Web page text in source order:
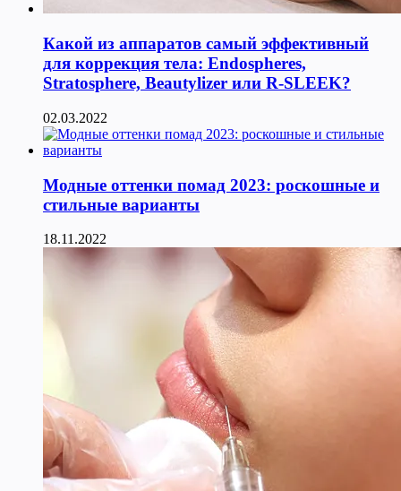
Какой из аппаратов самый эффективный
для коррекция тела: Endospheres,
Stratosphere, Beautylizer или R-SLEEK?
02.03.2022
Модные оттенки помад 2023: роскошные и
стильные варианты
18.11.2022